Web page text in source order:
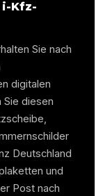
i-Kfz-
Sie nach
digitalen
Sie diesen
Deutschland
und
Post nach